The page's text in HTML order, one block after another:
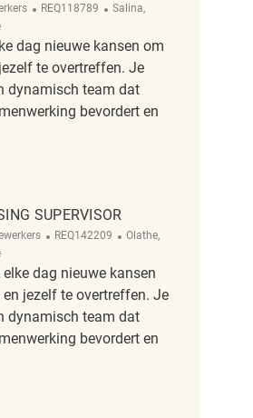
ReqId
REQ118789 Plaats
Salina,
dag nieuwe kansen om
te overtreffen. Je
dynamisch team dat
bevordert en
associate REQ118789
SUPERVISOR
ReqId
REQ142209 Plaats
Olathe,
dag nieuwe kansen
jezelf te overtreffen. Je
dynamisch team dat
bevordert en
Supervisor REQ142209